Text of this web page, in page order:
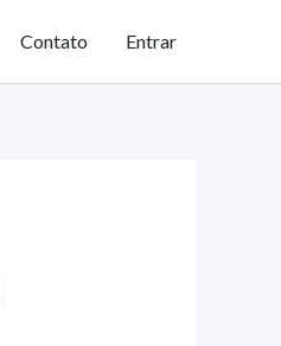
Contato Entrar